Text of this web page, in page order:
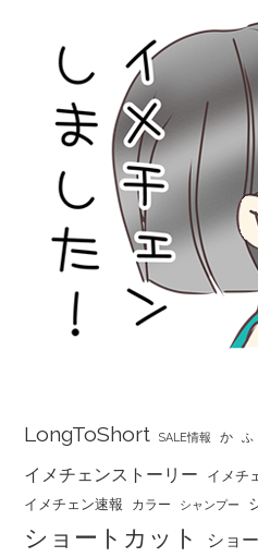
LongToShort SALE情報 か ふ
イメチェンストーリー イメチ
イメチェン速報 カラー シャンプー
ショートカット ショ